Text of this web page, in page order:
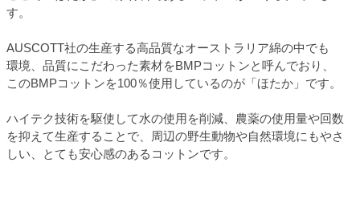
す。
AUSCOTT社の生産する高品質なオーストラリア綿の中でも
環境、品質にこだわった素材をBMPコットンと呼んでおり、
このBMPコットンを100％使用しているのが「ほたか」です。
ハイテク技術を駆使して水の使用を削減、農薬の使用量や回数
を抑えて生産することで、周辺の野生動物や自然環境にもやさ
しい、とても安心感のあるコットンです。